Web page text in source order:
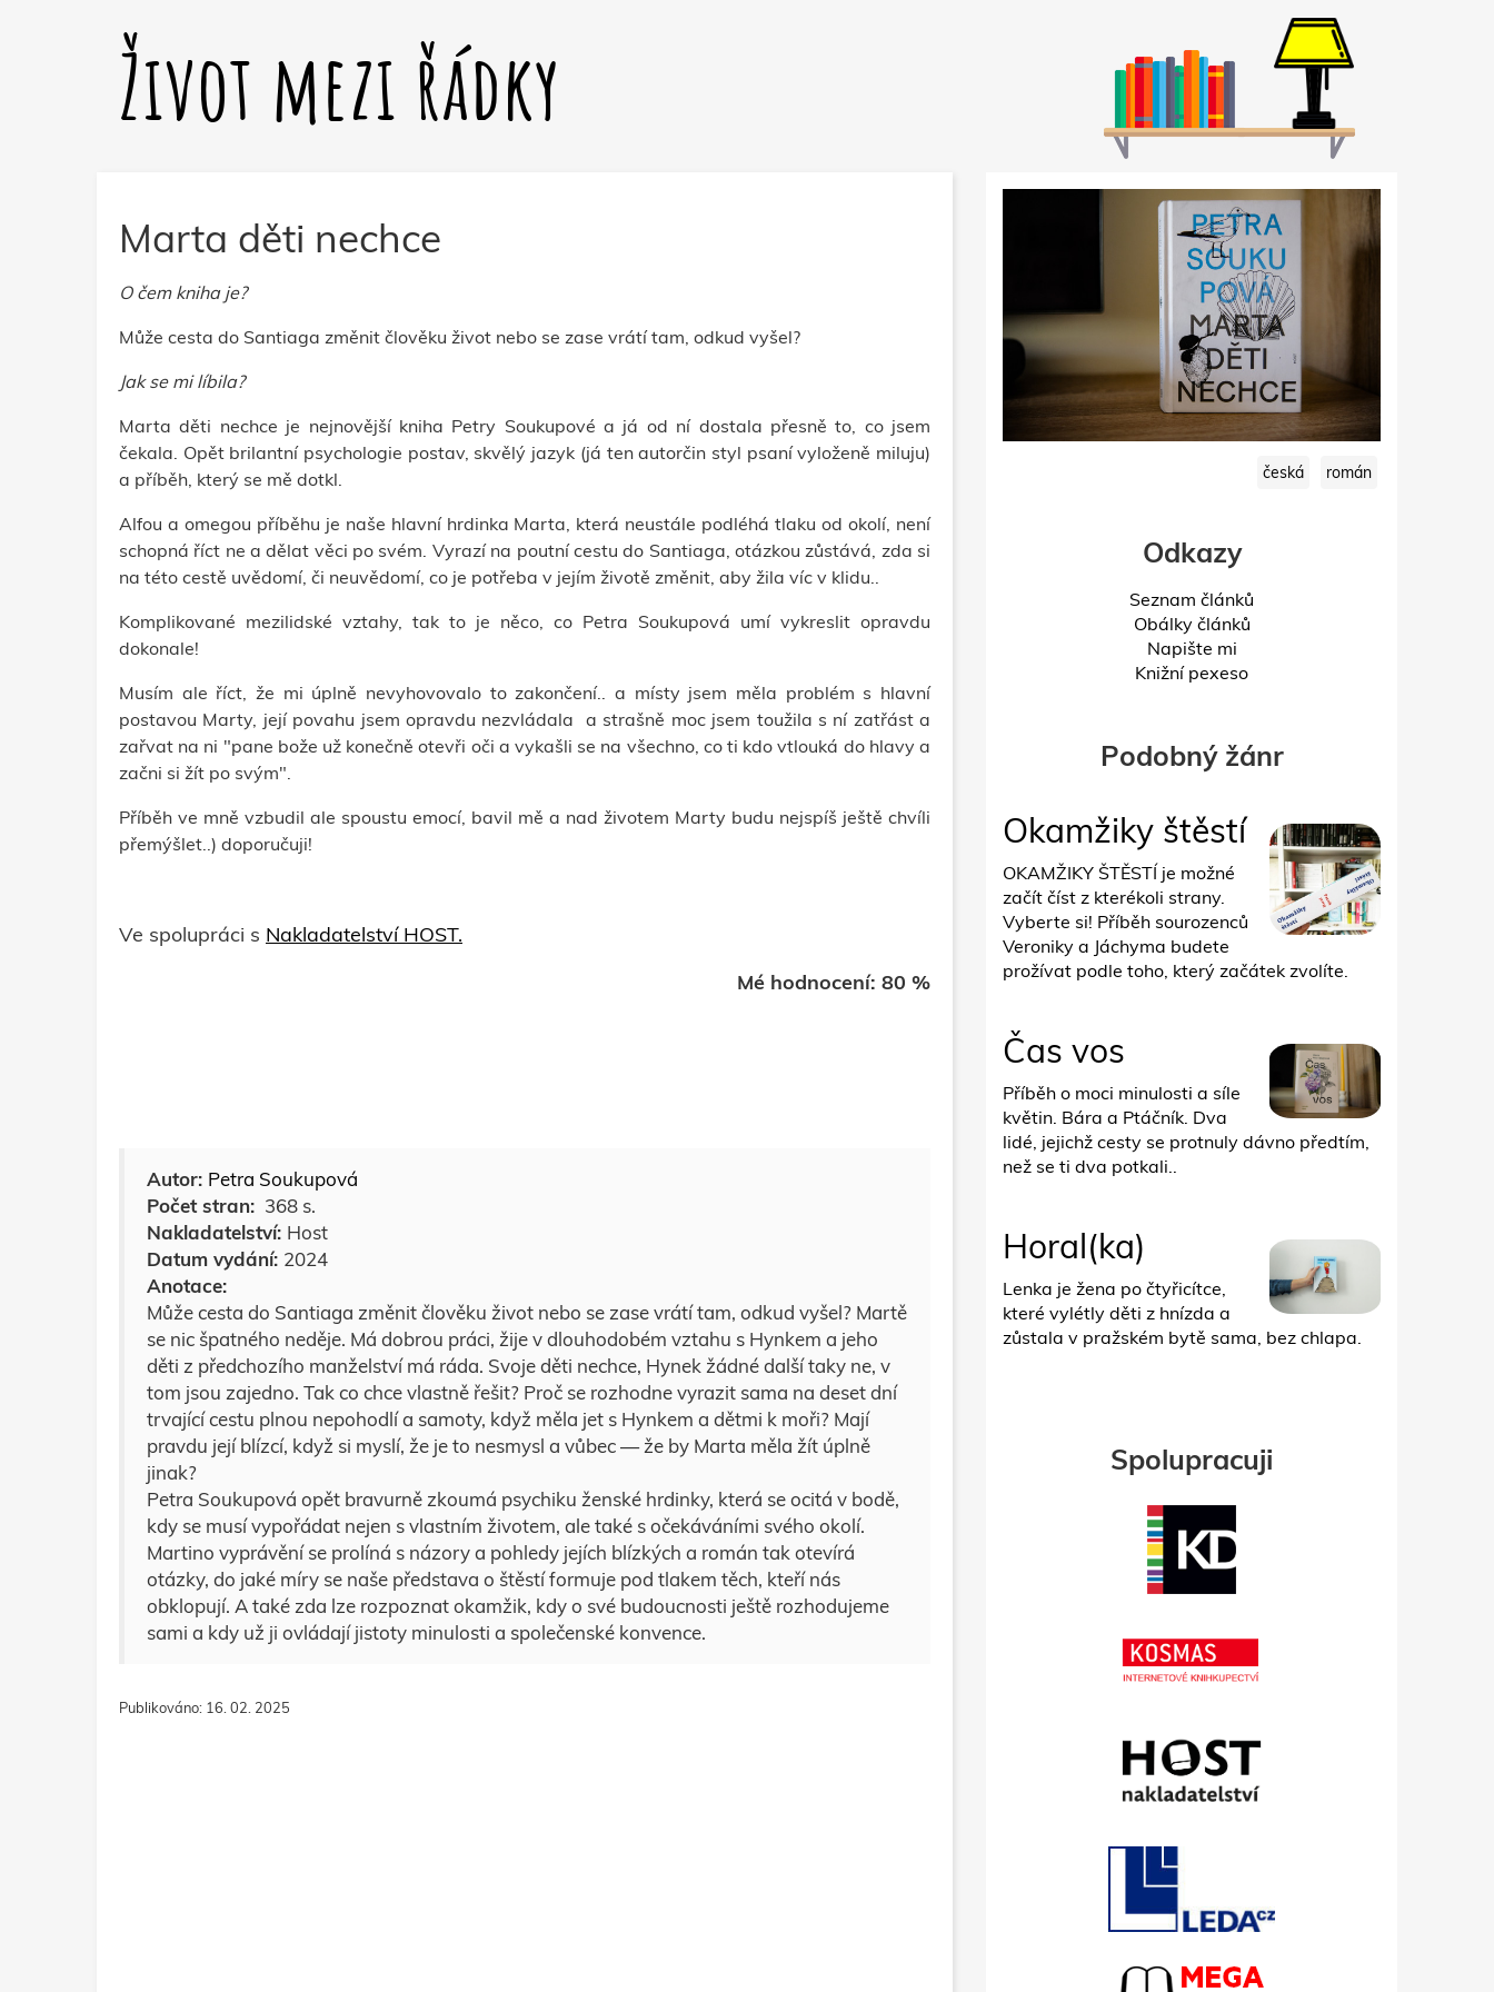
Život mezi řádky
Marta děti nechce
O čem kniha je?
Může cesta do Santiaga změnit člověku život nebo se zase vrátí tam, odkud vyšel?
Jak se mi líbila?
Marta děti nechce je nejnovější kniha Petry Soukupové a já od ní dostala přesně to, co jsem
čekala. Opět brilantní psychologie postav, skvělý jazyk (já ten autorčin styl psaní vyloženě miluju)
a příběh, který se mě dotkl.
Alfou a omegou příběhu je naše hlavní hrdinka Marta, která neustále podléhá tlaku od okolí, není
schopná říct ne a dělat věci po svém. Vyrazí na poutní cestu do Santiaga, otázkou zůstává, zda si
na této cestě uvědomí, či neuvědomí, co je potřeba v jejím životě změnit, aby žila víc v klidu..
Komplikované mezilidské vztahy, tak to je něco, co Petra Soukupová umí vykreslit opravdu
dokonale!
Musím ale říct, že mi úplně nevyhovovalo to zakončení.. a místy jsem měla problém s hlavní
postavou Marty, její povahu jsem opravdu nezvládala a strašně moc jsem toužila s ní zatřást a
zařvat na ni "pane bože už konečně otevři oči a vykašli se na všechno, co ti kdo vtlouká do hlavy a
začni si žít po svým".
Příběh ve mně vzbudil ale spoustu emocí, bavil mě a nad životem Marty budu nejspíš ještě chvíli
přemýšlet..) doporučuji!
Ve spolupráci s Nakladatelství HOST.
Mé hodnocení: 80 %
Autor: Petra Soukupová
Počet stran: 368 s.
Nakladatelství: Host
Datum vydání: 2024
Anotace:
Může cesta do Santiaga změnit člověku život nebo se zase vrátí tam, odkud vyšel? Martě
se nic špatného neděje. Má dobrou práci, žije v dlouhodobém vztahu s Hynkem a jeho
děti z předchozího manželství má ráda. Svoje děti nechce, Hynek žádné další taky ne, v
tom jsou zajedno. Tak co chce vlastně řešit? Proč se rozhodne vyrazit sama na deset dní
trvající cestu plnou nepohodlí a samoty, když měla jet s Hynkem a dětmi k moři? Mají
pravdu její blízcí, když si myslí, že je to nesmysl a vůbec — že by Marta měla žít úplně
jinak?
Petra Soukupová opět bravurně zkoumá psychiku ženské hrdinky, která se ocitá v bodě,
kdy se musí vypořádat nejen s vlastním životem, ale také s očekáváními svého okolí.
Martino vyprávění se prolíná s názory a pohledy jejích blízkých a román tak otevírá
otázky, do jaké míry se naše představa o štěstí formuje pod tlakem těch, kteří nás
obklopují. A také zda lze rozpoznat okamžik, kdy o své budoucnosti ještě rozhodujeme
sami a kdy už ji ovládají jistoty minulosti a společenské konvence.
Publikováno: 16. 02. 2025
česká román
Odkazy
Seznam článků
Obálky článků
Napište mi
Knižní pexeso
Podobný žánr
Okamžiky štěstí
OKAMŽIKY ŠTĚSTÍ je možné
začít číst z kterékoli strany.
Vyberte si! Příběh sourozenců
Veroniky a Jáchyma budete
prožívat podle toho, který začátek zvolíte.
Čas vos
Příběh o moci minulosti a síle
květin. Bára a Ptáčník. Dva
lidé, jejichž cesty se protnuly dávno předtím,
než se ti dva potkali..
Horal(ka)
Lenka je žena po čtyřicítce,
které vylétly děti z hnízda a
zůstala v pražském bytě sama, bez chlapa.
Spolupracuji